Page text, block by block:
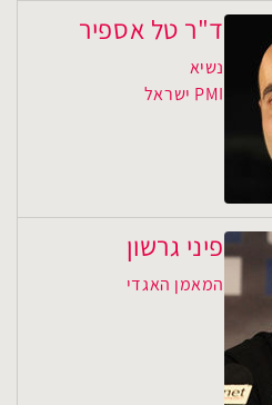
ד"ר טל אספיר
נשיא
PMI ישראל
פיני גרשון
המאמן האגדי